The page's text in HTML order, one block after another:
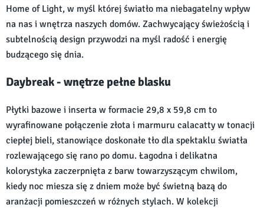
Home of Light, w myśl której światło ma niebagatelny wpływ
na nas i wnętrza naszych domów. Zachwycający świeżością i
subtelnością design przywodzi na myśl radość i energię
budzącego się dnia.
Daybreak - wnętrze pełne blasku
Płytki bazowe i inserta w formacie 29,8 x 59,8 cm to
wyrafinowane połączenie złota i marmuru calacatty w tonacji
ciepłej bieli, stanowiące doskonałe tło dla spektaklu światła
rozlewającego się rano po domu. Łagodna i delikatna
kolorystyka zaczerpnięta z barw towarzyszącym chwilom,
kiedy noc miesza się z dniem może być świetną bazą do
aranżacji pomieszczeń w różnych stylach. W kolekcji